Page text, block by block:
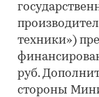
техники»)
руб.
стороны